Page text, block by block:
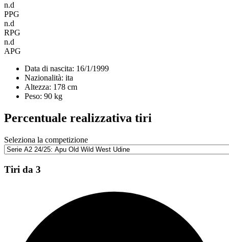
n.d
PPG
n.d
RPG
n.d
APG
Data di nascita: 16/1/1999
Nazionalità: ita
Altezza: 178 cm
Peso: 90 kg
Percentuale realizzativa tiri
Seleziona la competizione
Tiri da 3